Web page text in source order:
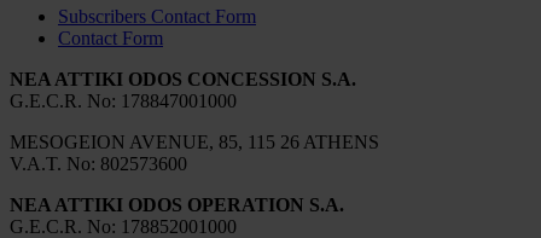
Subscribers Contact Form
Contact Form
NEA ATTIKI ODOS CONCESSION S.A.
G.Ε.C.R. No: 178847001000
MESOGEION AVENUE, 85, 115 26 ATHENS
V.A.T. No: 802573600
NEA ATTIKI ODOS OPERATION S.A.
G.Ε.C.R. No: 178852001000